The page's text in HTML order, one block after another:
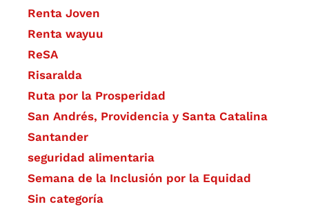
Renta Joven
Renta wayuu
ReSA
Risaralda
Ruta por la Prosperidad
San Andrés, Providencia y Santa Catalina
Santander
seguridad alimentaria
Semana de la Inclusión por la Equidad
Sin categoría